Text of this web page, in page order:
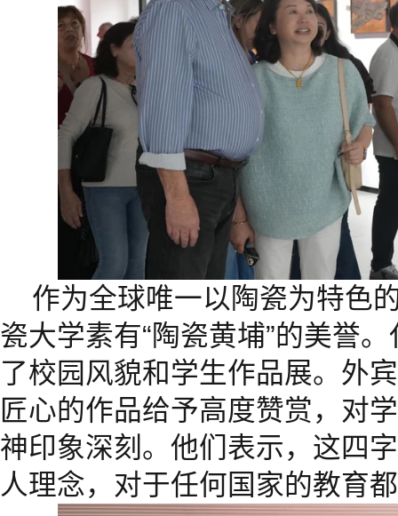
作为全球唯一以陶瓷为特色
瓷大学素有“陶瓷黄埔”的美誉
了校园风貌和学生作品展。外
匠心的作品给予高度赞赏，对
神印象深刻。他们表示，这四
人理念，对于任何国家的教育